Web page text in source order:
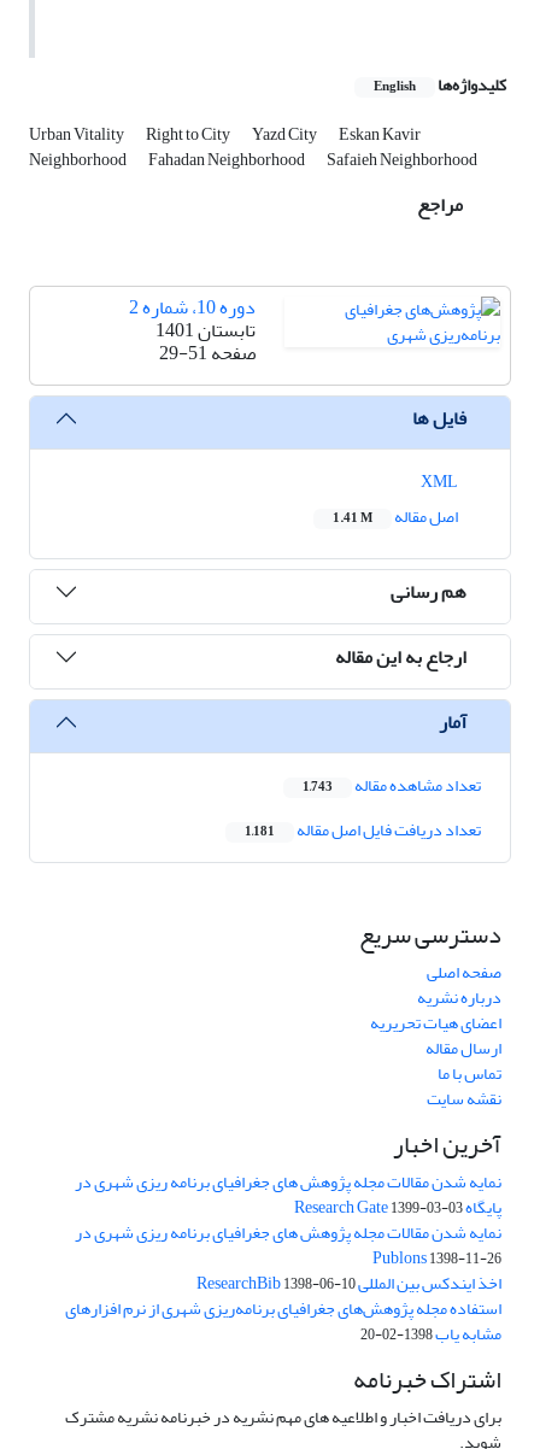
کلیدواژه‌ها English
Urban Vitality Right to City Yazd City Eskan Kavir
Neighborhood Fahadan Neighborhood Safaieh Neighborhood
مراجع
دوره 10، شماره 2
تابستان 1401
صفحه29-51
فایل ها
اصل مقاله
1.41 M
هم رسانی
ارجاع به این مقاله
آمار
تعداد مشاهده مقاله 1,743
تعداد دریافت فایل اصل مقاله 1,181
دسترسی سریع
صفحه اصلی
درباره نشریه
اعضای هیات تحریریه
ارسال مقاله
تماس با ما
نقشه سایت
آخرین اخبار
نمایه شدن مقالات مجله پژوهش های جغرافیای برنامه ریزی شهری در
پایگاه Research Gate1399-03-03
نمایه شدن مقالات مجله پژوهش های جغرافیای برنامه ریزی شهری در
Publons1398-11-26
اخذ ایندکس بین المللی ResearchBib1398-06-10
استفاده مجله پژوهش‌های جغرافیای برنامه‌ریزی شهری از نرم افزارهای
مشابه یاب1398-02-20
اشتراک خبرنامه
برای دریافت اخبار و اطلاعیه های مهم نشریه در خبرنامه نشریه مشترک